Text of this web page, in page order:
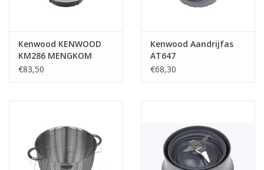
Kenwood KENWOOD
KM286 MENGKOM
INOX
€83,50
Kenwood Aandrijfas
AT647
€68,30